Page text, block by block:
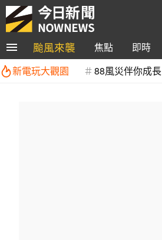
颱風來襲 焦點 即時
新電玩大觀園
88風災伴你成長